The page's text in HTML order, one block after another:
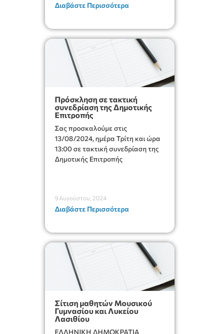
Διαβάστε Περισσότερα
Πρόσκληση σε τακτική
συνεδρίαση της Δημοτικής
Επιτροπής
Σας προσκαλούμε στις
13/08/2024, ημέρα Τρίτη και ώρα
13:00 σε τακτική συνεδρίαση της
Δημοτικής Επιτροπής
9 Αυγούστου, 2024
Διαβάστε Περισσότερα
Σίτιση μαθητών Μουσικού
Γυμνασίου και Λυκείου
Λασιθίου
ΕΛΛΗΝΙΚΗ ΔΗΜΟΚΡΑΤΙΑ